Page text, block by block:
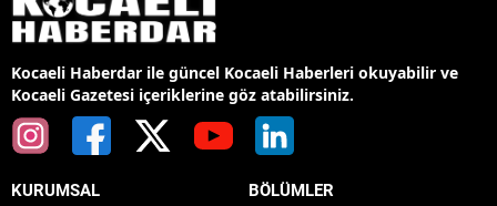
Kocaeli Haberdar ile güncel Kocaeli Haberleri okuyabilir ve
Kocaeli Gazetesi içeriklerine göz atabilirsiniz.
KURUMSAL BÖLÜMLER